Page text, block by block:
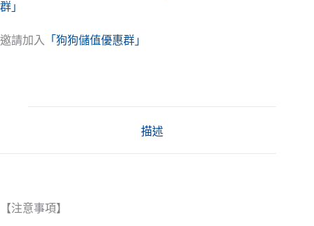
群」
邀請加入 「狗狗儲值優惠群」
描述
【注意事項】